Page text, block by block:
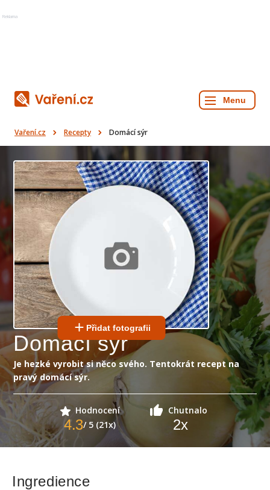
Reklama
Vaření.cz Recepty Domácí sýr
Přidat fotografii
Domácí sýr
Je hezké vyrobit si něco svého. Tentokrát recept na
pravý domácí sýr.
Hodnocení
4.3/ 5 (21x)
Chutnalo
2x
Ingredience